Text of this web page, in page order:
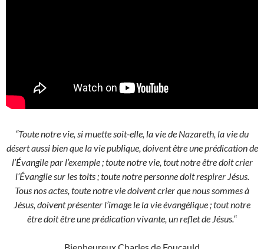
“Toute notre vie, si muette soit-elle, la vie de Nazareth, la vie du
désert aussi bien que la vie publique, doivent être une prédication de
l’Évangile par l’exemple ; toute notre vie, tout notre être doit crier
l’Évangile sur les toits ; toute notre personne doit respirer Jésus.
Tous nos actes, toute notre vie doivent crier que nous sommes à
Jésus, doivent présenter l’image le la vie évangélique ; tout notre
être doit être une prédication vivante, un reflet de Jésus.“